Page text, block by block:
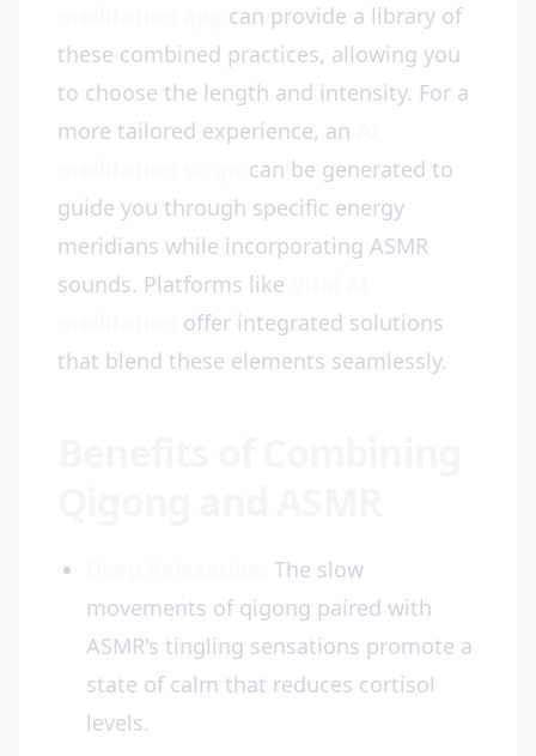
can provide a library of
these combined practices, allowing you
to choose the length and intensity. For a
more tailored experience, an
can be generated to
guide you through specific energy
meridians while incorporating ASMR
sounds. Platforms like
offer integrated solutions
that blend these elements seamlessly.
The slow
movements of qigong paired with
ASMR's tingling sensations promote a
state of calm that reduces cortisol
levels.